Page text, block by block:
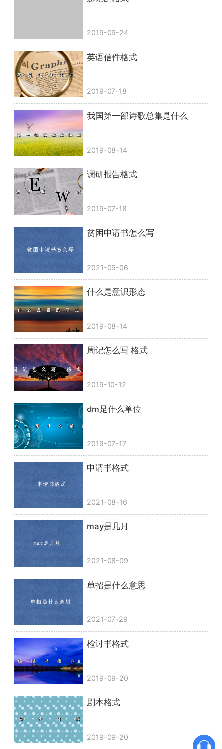
2019-09-24
英语信件格式
2019-07-18
我国第一部诗歌总集是什么
2019-08-14
调研报告格式
2019-07-18
贫困申请书怎么写
2021-09-06
什么是意识形态
2019-08-14
周记怎么写 格式
2019-10-12
dm是什么单位
2019-07-17
申请书格式
2021-08-16
may是几月
2021-08-09
单招是什么意思
2021-07-29
检讨书格式
2019-09-20
剧本格式
2019-09-20